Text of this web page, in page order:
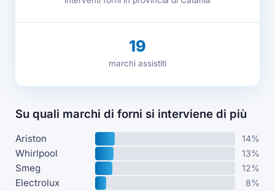
19
marchi assistiti
Su quali marchi di forni si interviene di più
Ariston 14%
Whirlpool 13%
Smeg 12%
Electrolux 8%